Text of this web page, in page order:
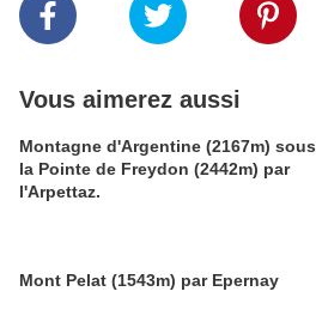
Vous aimerez aussi
Montagne d'Argentine (2167m) sous
la Pointe de Freydon (2442m) par
l'Arpettaz.
Mont Pelat (1543m) par Epernay